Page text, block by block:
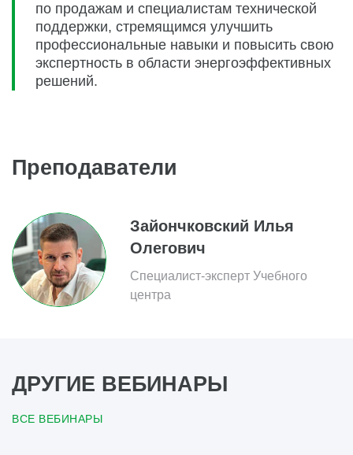
по продажам и специалистам технической
поддержки, стремящимся улучшить
профессиональные навыки и повысить свою
экспертность в области энергоэффективных
решений.
Преподаватели
Зайончковский Илья
Олегович
Специалист-эксперт Учебного
центра
ДРУГИЕ ВЕБИНАРЫ
ВСЕ ВЕБИНАРЫ